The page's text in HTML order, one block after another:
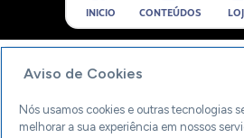
INICIO CONTEÚDOS
Aviso de Cookies
Nós usamos cookies e outras tecnologias
melhorar a sua experiência em nossos